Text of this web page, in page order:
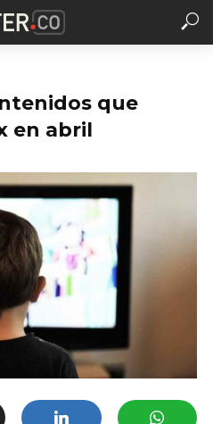
que
en abril